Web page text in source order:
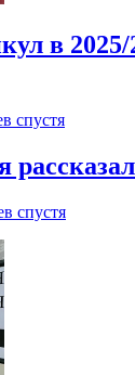
в
спустя
спустя